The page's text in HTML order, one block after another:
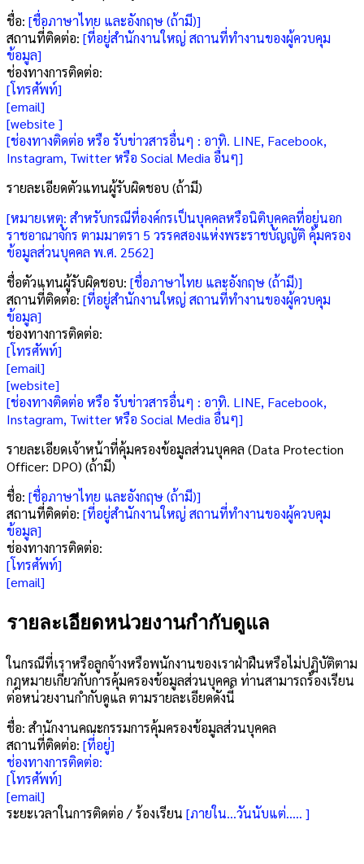
ชื่อ: [ชื่อภาษาไทย และอังกฤษ (ถ้ามี)]
สถานที่ติดต่อ: [ที่อยู่สำนักงานใหญ่ สถานที่ทำงานของผู้ควบคุม
ข้อมูล]
ช่องทางการติดต่อ:
[โทรศัพท์]
[email]
[website ]
[ช่องทางติดต่อ หรือ รับข่าวสารอื่นๆ : อาทิ. LINE, Facebook,
Instagram, Twitter หรือ Social Media อื่นๆ]
รายละเอียดตัวแทนผู้รับผิดชอบ (ถ้ามี)
[หมายเหตุ: สำหรับกรณีที่องค์กรเป็นบุคคลหรือนิติบุคคลที่อยู่นอก
ราชอาณาจักร ตามมาตรา 5 วรรคสองแห่งพระราชบัญญัติ คุ้มครอง
ข้อมูลส่วนบุคคล พ.ศ. 2562]
ชื่อตัวแทนผู้รับผิดชอบ: [ชื่อภาษาไทย และอังกฤษ (ถ้ามี)]
สถานที่ติดต่อ: [ที่อยู่สำนักงานใหญ่ สถานที่ทำงานของผู้ควบคุม
ข้อมูล]
ช่องทางการติดต่อ:
[โทรศัพท์]
[email]
[website]
[ช่องทางติดต่อ หรือ รับข่าวสารอื่นๆ : อาทิ. LINE, Facebook,
Instagram, Twitter หรือ Social Media อื่นๆ]
รายละเอียดเจ้าหน้าที่คุ้มครองข้อมูลส่วนบุคคล (Data Protection
Officer: DPO) (ถ้ามี)
ชื่อ: [ชื่อภาษาไทย และอังกฤษ (ถ้ามี)]
สถานที่ติดต่อ: [ที่อยู่สำนักงานใหญ่ สถานที่ทำงานของผู้ควบคุม
ข้อมูล]
ช่องทางการติดต่อ:
[โทรศัพท์]
[email]
รายละเอียดหน่วยงานกำกับดูแล
ในกรณีที่เราหรือลูกจ้างหรือพนักงานของเราฝ่าฝืนหรือไม่ปฏิบัติตาม
กฎหมายเกี่ยวกับการคุ้มครองข้อมูลส่วนบุคคล ท่านสามารถร้องเรียน
ต่อหน่วยงานกำกับดูแล ตามรายละเอียดดังนี้
ชื่อ: สำนักงานคณะกรรมการคุ้มครองข้อมูลส่วนบุคคล
สถานที่ติดต่อ: [ที่อยู่]
ช่องทางการติดต่อ:
[โทรศัพท์]
[email]
ระยะเวลาในการติดต่อ / ร้องเรียน [ภายใน…วันนับแต่….. ]